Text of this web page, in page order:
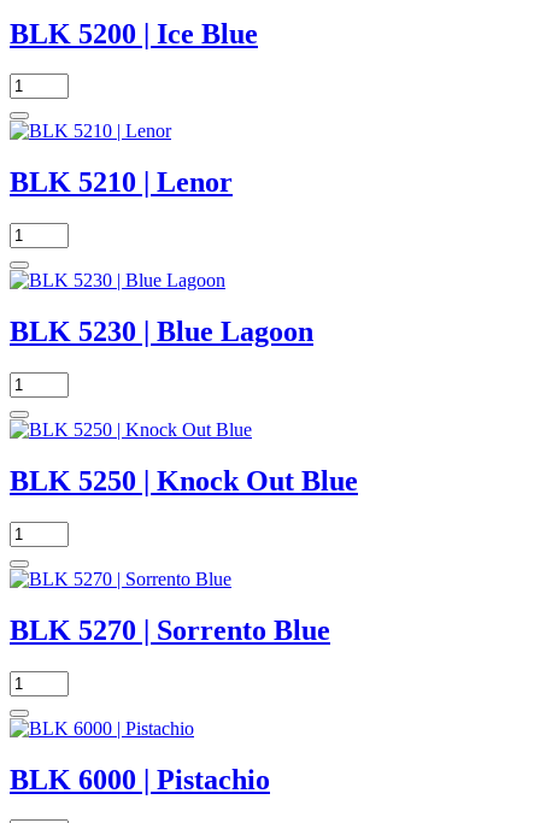
BLK 5200 | Ice Blue
BLK 5210 | Lenor
BLK 5230 | Blue Lagoon
BLK 5250 | Knock Out Blue
BLK 5270 | Sorrento Blue
BLK 6000 | Pistachio